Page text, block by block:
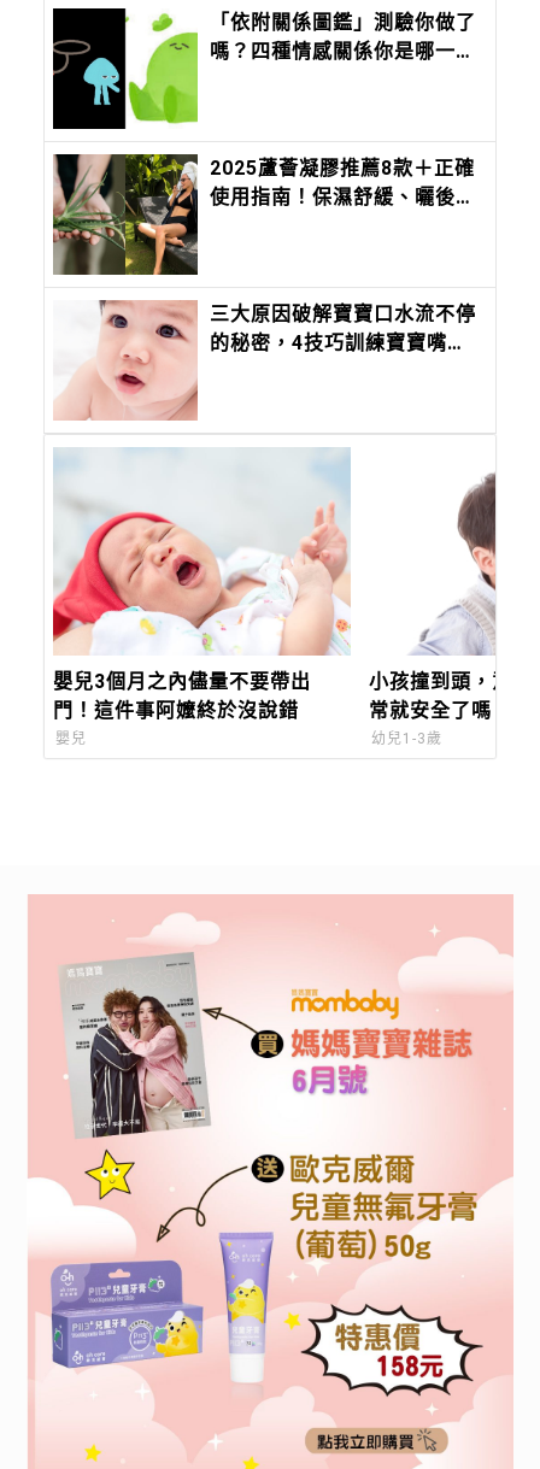
「依附關係圖鑑」測驗你做了
嗎？四種情感關係你是哪一
2025蘆薈凝膠推薦8款＋正確
使用指南！保濕舒緩、曬後修
三大原因破解寶寶口水流不停
的秘密，4技巧訓練寶寶嘴巴
嬰兒3個月之內儘量不要帶出
門！這件事阿嬤終於沒說錯
嬰兒
小孩撞到頭，意識
常就安全了嗎？有
注意！
幼兒1-3歲